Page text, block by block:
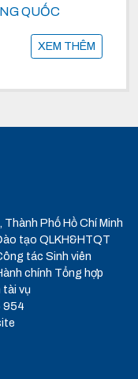
QUỐC
XEM THÊM
Phố Hồ Chí Minh
tạo QLKH&HTQT
tác Sinh viên
chính Tổng hợp
tài vụ
954